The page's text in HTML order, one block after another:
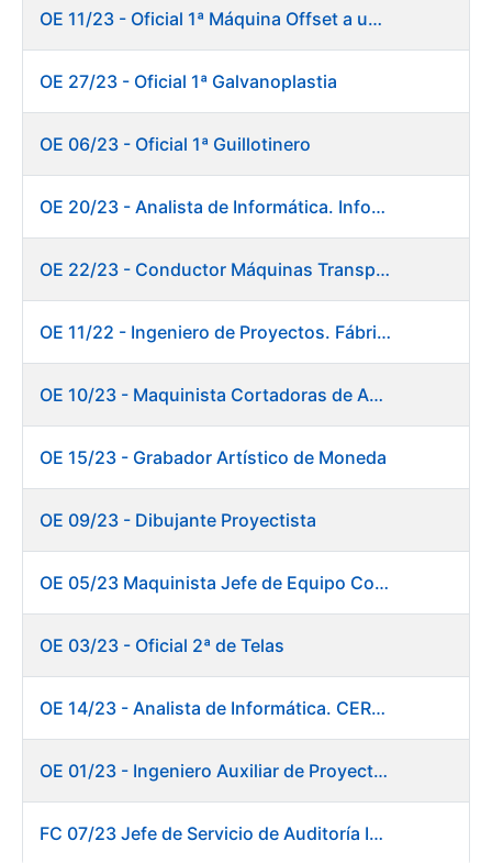
OE 11/23 - Oficial 1ª Máquina Offset a un color
OE 27/23 - Oficial 1ª Galvanoplastia
OE 06/23 - Oficial 1ª Guillotinero
OE 20/23 - Analista de Informática. Informática.
OE 22/23 - Conductor Máquinas Transportadoras-Elevadoras. Fábrica Papel.
OE 11/22 - Ingeniero de Proyectos. Fábrica de Papel
OE 10/23 - Maquinista Cortadoras de Acabados.
OE 15/23 - Grabador Artístico de Moneda
OE 09/23 - Dibujante Proyectista
OE 05/23 Maquinista Jefe de Equipo Corte y Enfajado
OE 03/23 - Oficial 2ª de Telas
OE 14/23 - Analista de Informática. CERES
OE 01/23 - Ingeniero Auxiliar de Proyectos. Innovación
FC 07/23 Jefe de Servicio de Auditoría Interna